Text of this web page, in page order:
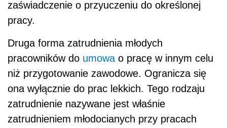
zaświadczenie o przyuczeniu do określonej
pracy.
Druga forma zatrudnienia młodych
pracowników do umowao pracę w innym celu
niż przygotowanie zawodowe. Ogranicza się
ona wyłącznie do prac lekkich. Tego rodzaju
zatrudnienie nazywane jest właśnie
zatrudnieniem młodocianych przy pracach